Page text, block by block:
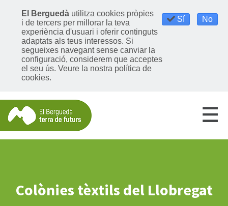
Sí No
El Berguedà utilitza cookies pròpies
i de tercers per millorar la teva
experiència d'usuari i oferir continguts
adaptats als teus interessos. Si
segueixes navegant sense canviar la
configuració, considerem que acceptes
el seu ús. Veure la nostra política de
cookies.
Colònies tèxtils del Llobregat